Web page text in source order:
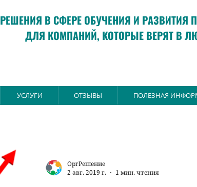
РЕШЕНИЯ В СФЕРЕ ОБУЧЕНИЯ И РАЗВИТИЯ
ДЛЯ КОМПАНИЙ, КОТОРЫЕ ВЕРЯТ В
УСЛУГИ ОТЗЫВЫ ПОЛЕЗНАЯ
ОргРешение
2 авг. 2019 г.
1 мин. чтения